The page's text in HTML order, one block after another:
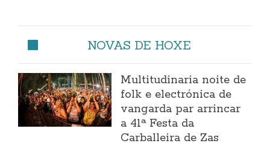
NOVAS DE HOXE
Multitudinaria noite de
folk e electrónica de
vangarda par arrincar
a 41ª Festa da
Carballeira de Zas